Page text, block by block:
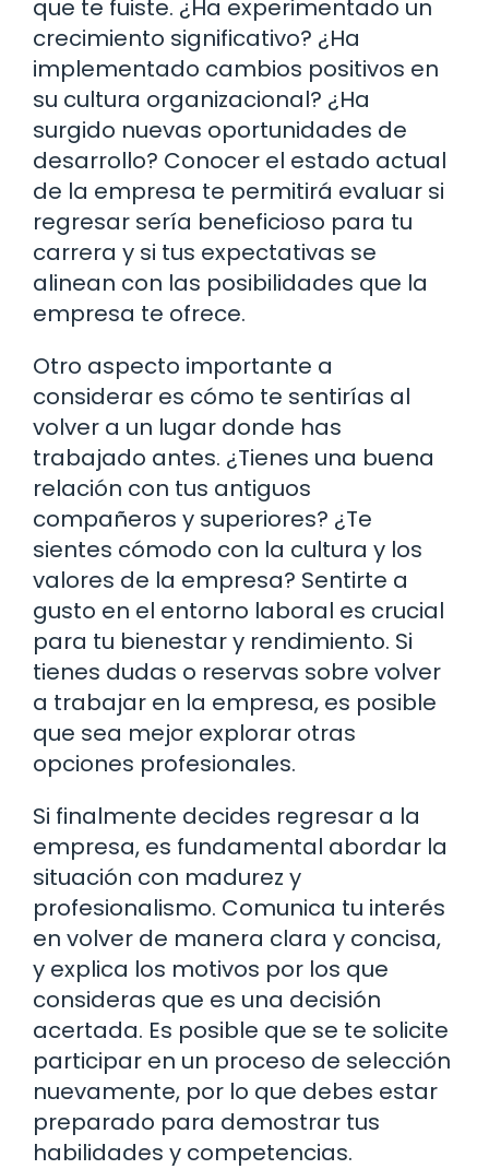
que te fuiste. ¿Ha experimentado un
crecimiento significativo? ¿Ha
implementado cambios positivos en
su cultura organizacional? ¿Ha
surgido nuevas oportunidades de
desarrollo? Conocer el estado actual
de la empresa te permitirá evaluar si
regresar sería beneficioso para tu
carrera y si tus expectativas se
alinean con las posibilidades que la
empresa te ofrece.
Otro aspecto importante a
considerar es cómo te sentirías al
volver a un lugar donde has
trabajado antes. ¿Tienes una buena
relación con tus antiguos
compañeros y superiores? ¿Te
sientes cómodo con la cultura y los
valores de la empresa? Sentirte a
gusto en el entorno laboral es crucial
para tu bienestar y rendimiento. Si
tienes dudas o reservas sobre volver
a trabajar en la empresa, es posible
que sea mejor explorar otras
opciones profesionales.
Si finalmente decides regresar a la
empresa, es fundamental abordar la
situación con madurez y
profesionalismo. Comunica tu interés
en volver de manera clara y concisa,
y explica los motivos por los que
consideras que es una decisión
acertada. Es posible que se te solicite
participar en un proceso de selección
nuevamente, por lo que debes estar
preparado para demostrar tus
habilidades y competencias.